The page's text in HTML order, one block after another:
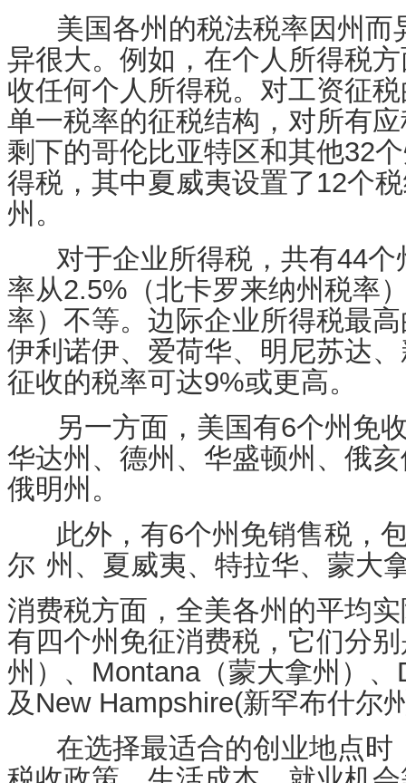
美国各州的税法税率因州而
异很大。例如，在个人所得税
收任何个人所得税。对工资征
单一税率的征税结构，对所有
剩下的哥伦比亚特区和其他32
得税，其中夏威夷设置了12个
州。
对于企业所得税，共有44
率从2.5%（北卡罗来纳州税率
率）不等。边际企业所得税最
伊利诺伊、爱荷华、明尼苏达
征收的税率可达9%或更高。
另一方面， 美国有6个州免
华达州、德州、华盛顿州、俄
俄明州。
此外，有6个州免销售税 ，
尔 州 、夏威夷、特拉华、 蒙大
消费税方面 ，全美各州的平均
有 四个州免征消费税，它们分
州）、Montana（蒙大拿州）
及New Hampshire(新罕布什尔
在选择最适合的创业地点时